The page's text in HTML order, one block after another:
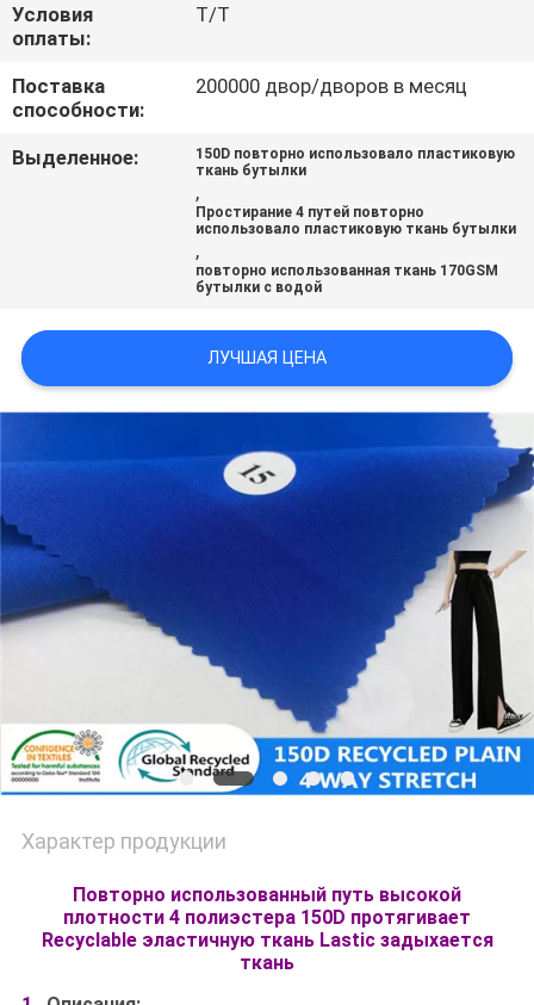
COMPANY
NEWS
КАРТА
Условия
оплаты:
T/T
Поставка
способности:
200000 двор/дворов в месяц
Выделенное:
150D повторно использовало пластиковую
ткань бутылки
,
Простирание 4 путей повторно
использовало пластиковую ткань бутылки
,
повторно использованная ткань 170GSM
бутылки с водой
ЛУЧШАЯ ЦЕНА
Характер продукции
Повторно использованный путь высокой
плотности 4 полиэстера 150D протягивает
Recyclable эластичную ткань Lastic задыхается
ткань